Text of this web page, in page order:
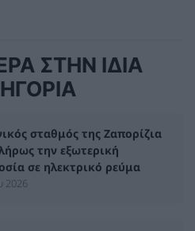
ΣΤΗΝ ΙΔΙΑ
σταθμός της Ζαπορίζια
την εξωτερική
σε ηλεκτρικό ρεύμα
2026